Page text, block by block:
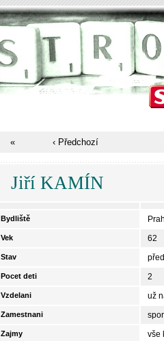
« ‹ Předchozí
Jiří KAMÍN
Bydliště
Vek 62
Stav
Pocet deti 2
Vzdelani už
Zamestnani
Zajmy
vše